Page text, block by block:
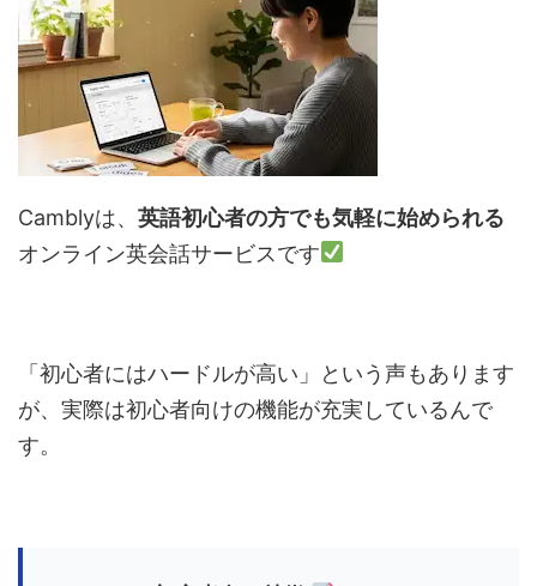
Camblyは、 英語初心者の方でも気軽に始められる
オンライン英会話サービスです
「初心者にはハードルが高い」という声もあります
が、実際は初心者向けの機能が充実しているんで
す。